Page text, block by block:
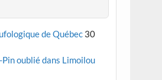
de Québec 30
oublié dans Limoilou